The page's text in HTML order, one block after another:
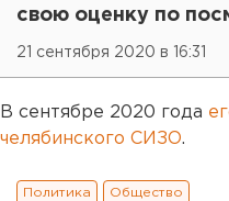
свою оценку по
21 сентября 2020 в 16:31
В сентябре 2020 года
челябинского СИЗО.
Политика Общество